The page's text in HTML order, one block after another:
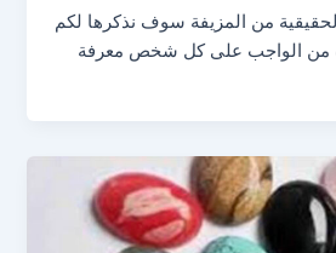
من المزيفة سوف نذكرها لكم
من الواجب على كل شخص معرفة